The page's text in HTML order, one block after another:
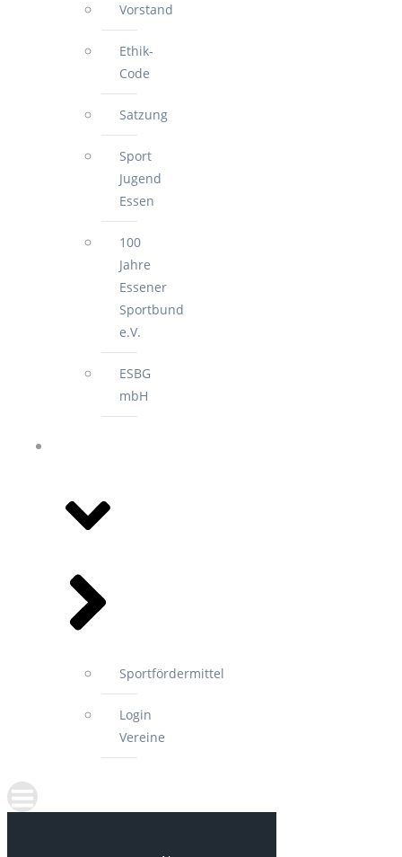
Vorstand
Ethik-
Code
Satzung
Sport
Jugend
Essen
100
Jahre
Essener
Sportbund
e.V.
ESBG
mbH
Sportfördermittel
Login
Vereine